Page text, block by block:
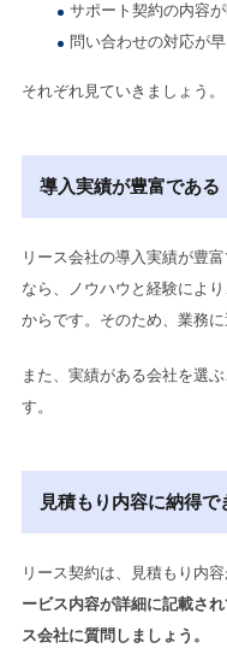
サポート契約の内容
問い合わせの対応が
それぞれ見ていきましょう。
導入実績が豊富である
リース会社の導入実績が豊
なら、ノウハウと経験によ
からです。そのため、業務
また、実績がある会社を選
す。
見積もり内容に納得で
リース契約は、見積もり内
ービス内容が詳細に記載さ
ス会社に質問しましょう。